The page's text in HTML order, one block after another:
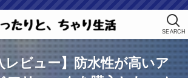
SEARCH
レビュー】防水性が高いア